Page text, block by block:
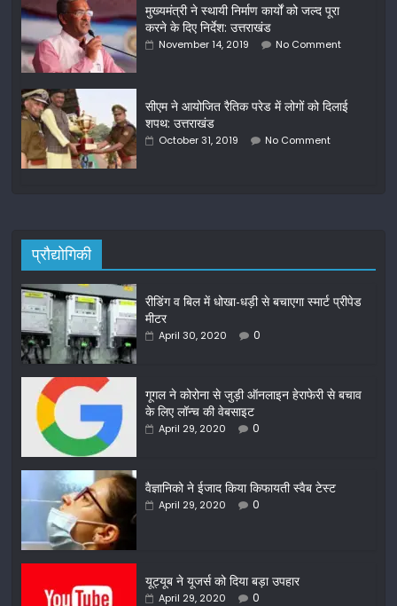
मुख्यमंत्री ने स्थायी निर्माण कार्यों को जल्द पूरा
करने के दिए निर्देश: उत्तराखंड
November 14, 2019 No Comment
सीएम ने आयोजित रैतिक परेड में लोगों को दिलाई
शपथ: उत्तराखंड
October 31, 2019 No Comment
प्रौद्योगिकी
रीडिंग व बिल में धोखा-धड़ी से बचाएगा स्मार्ट प्रीपेड
मीटर
April 30, 2020 0
गूगल ने कोरोना से जुड़ी ऑनलाइन हेराफेरी से बचाव
के लिए लॉन्च की वेबसाइट
April 29, 2020 0
वैज्ञानिको ने ईजाद किया किफायती स्वैब टेस्ट
April 29, 2020 0
यूट्यूब ने यूजर्स को दिया बड़ा उपहार
April 29, 2020 0